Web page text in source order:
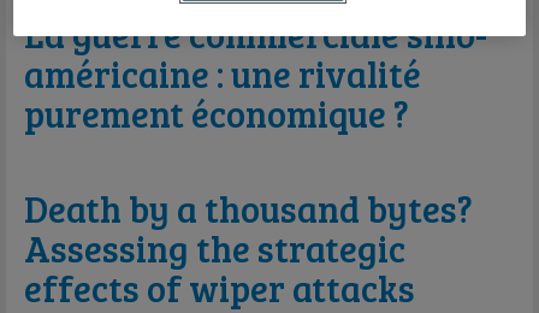
La guerre commerciale sino-
américaine : une rivalité
purement économique ?
Death by a thousand bytes?
Assessing the strategic
effects of wiper attacks